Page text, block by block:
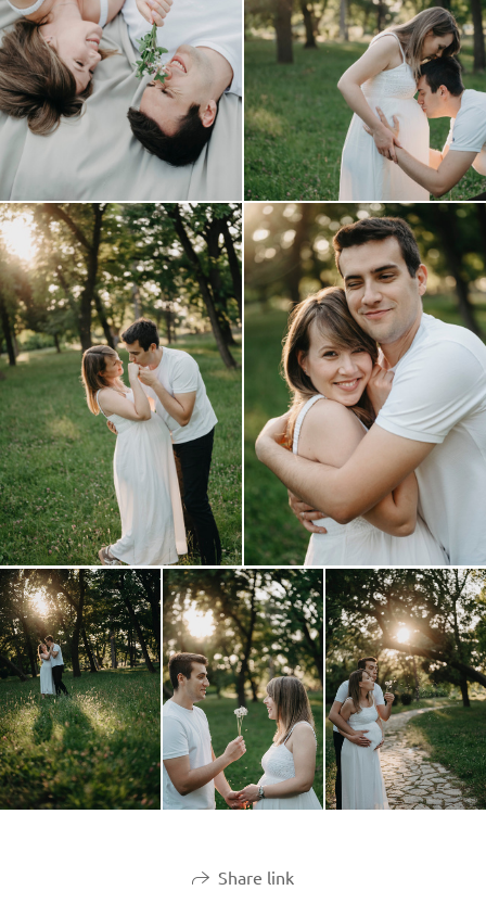
Share link